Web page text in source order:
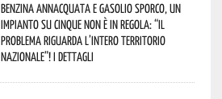
Benzina annacquata e gasolio sporco, un
impianto su cinque non è in regola: “il
problema riguarda l’intero territorio
Nazionale”! I dettagli